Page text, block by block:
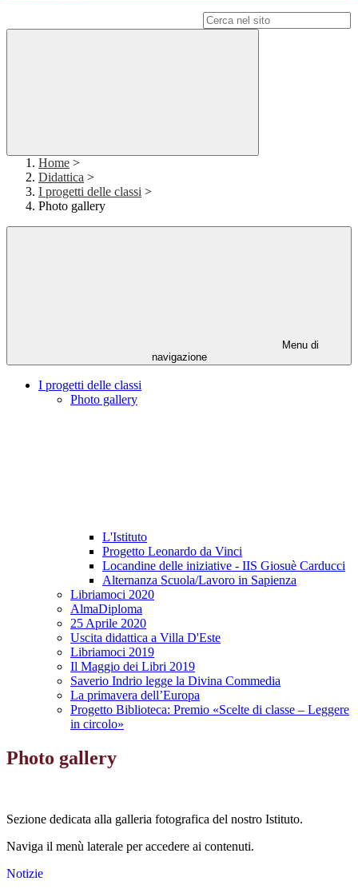
Home >
Didattica >
I progetti delle classi >
Photo gallery
Menu di
navigazione
I progetti delle classi
Photo gallery
L'Istituto
Progetto Leonardo da Vinci
Locandine delle iniziative - IIS Giosuè Carducci
Alternanza Scuola/Lavoro in Sapienza
Libriamoci 2020
AlmaDiploma
25 Aprile 2020
Uscita didattica a Villa D'Este
Libriamoci 2019
Il Maggio dei Libri 2019
Saverio Indrio legge la Divina Commedia
La primavera dell’Europa
Progetto Biblioteca: Premio «Scelte di classe – Leggere
in circolo»
Photo gallery
Sezione dedicata alla galleria fotografica del nostro Istituto.
Naviga il menù laterale per accedere ai contenuti.
Notizie